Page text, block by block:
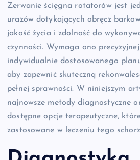
Zerwanie ścięgna rotatorów jest
urazów dotykających obręcz
jakość życia i zdolność do
czynności. Wymaga ono
indywidualnie dostosowanego
aby zapewnić skuteczną
pełnej sprawności. W niniejszym
najnowsze metody diagnostyczne
dostępne opcje terapeutyczne,
zastosowane w leczeniu tego